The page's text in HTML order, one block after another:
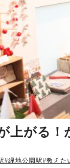
上がる
#緑地公園駅#教えた